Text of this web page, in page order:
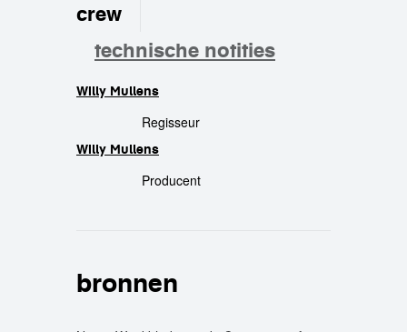
crew
technische notities
Willy Mullens
Regisseur
Willy Mullens
Producent
bronnen